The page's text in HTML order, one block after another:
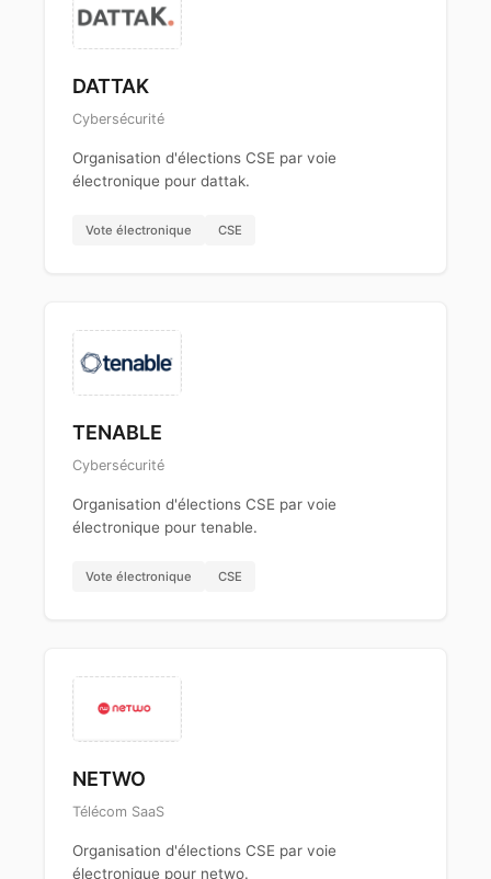
DATTAK
Cybersécurité
Organisation d'élections CSE par voie
électronique pour dattak.
Vote électronique CSE
TENABLE
Cybersécurité
Organisation d'élections CSE par voie
électronique pour tenable.
Vote électronique CSE
NETWO
Télécom SaaS
Organisation d'élections CSE par voie
électronique pour netwo.